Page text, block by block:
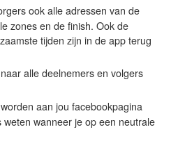
ook alle adressen van de
zones en de finish. Ook de
tijden zijn in de app terug
alle deelnemers en volgers
aan jou facebookpagina
wanneer je op een neutrale